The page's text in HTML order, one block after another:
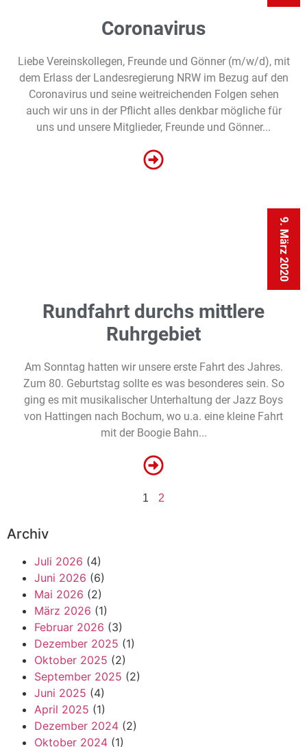
Coronavirus
Liebe Vereinskollegen, Freunde und Gönner (m/w/d), mit
dem Erlass der Landesregierung NRW im Bezug auf den
Coronavirus und seine weitreichenden Folgen sehen
auch wir uns in der Pflicht alles denkbar mögliche für
uns und unsere Mitglieder, Freunde und Gönner...
9. März 2020
Rundfahrt durchs mittlere
Ruhrgebiet
Am Sonntag hatten wir unsere erste Fahrt des Jahres.
Zum 80. Geburtstag sollte es was besonderes sein. So
ging es mit musikalischer Unterhaltung der Jazz Boys
von Hattingen nach Bochum, wo u.a. eine kleine Fahrt
mit der Boogie Bahn...
1 2
Archiv
Juli 2026 (4)
Juni 2026 (6)
Mai 2026 (2)
März 2026 (1)
Februar 2026 (3)
Dezember 2025 (1)
Oktober 2025 (2)
September 2025 (2)
Juni 2025 (4)
April 2025 (1)
Dezember 2024 (2)
Oktober 2024 (1)